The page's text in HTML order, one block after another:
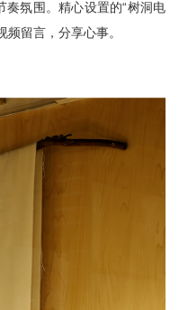
氛围。精心设置的“树洞电
留言，分享心事。